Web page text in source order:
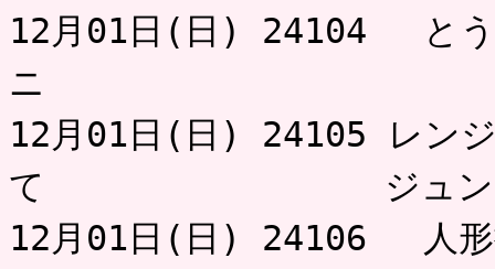
12月01日(日) 24104 とう
ニ
12月01日(日) 24105 レンジ
て ジュン
12月01日(日) 24106 人形